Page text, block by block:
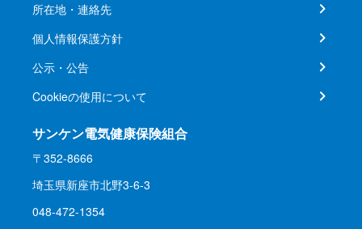
所在地・連絡先
個人情報保護方針
公示・公告
Cookieの使用について
サンケン電気健康保険組合
〒352-8666
埼玉県新座市北野3-6-3
048-472-1354